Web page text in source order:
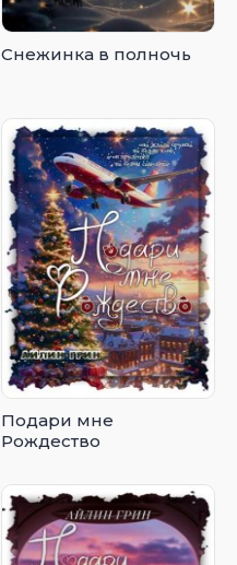
Снежинка в полночь
Подари мне
Рождество